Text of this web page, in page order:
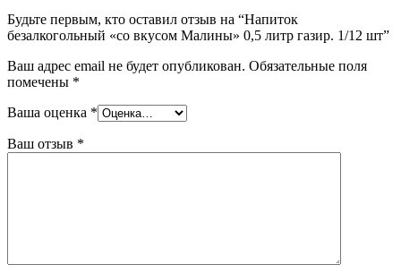
Будьте первым, кто оставил отзыв на “Напиток
безалкогольный «со вкусом Малины» 0,5 литр газир. 1/12 шт”
Ваш адрес email не будет опубликован. Обязательные поля
помечены *
Ваша оценка *
Ваш отзыв *